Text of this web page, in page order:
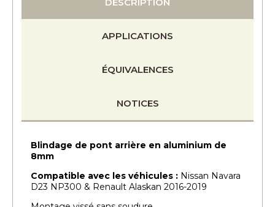
APPLICATIONS
ÉQUIVALENCES
NOTICES
Blindage de pont arrière en aluminium de
8mm
Compatible avec les véhicules : Nissan Navara
D23 NP300 & Renault Alaskan 2016-2019